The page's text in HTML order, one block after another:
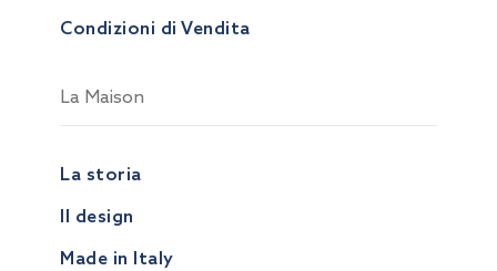
Condizioni di Vendita
La Maison
La storia
Il design
Made in Italy